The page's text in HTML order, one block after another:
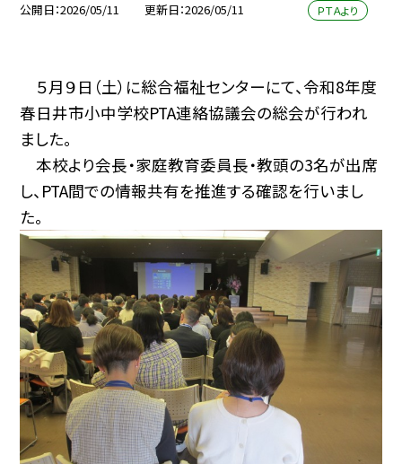
公開日 2026/05/11 更新日 2026/05/11 ＰＴＡより
５月９日（土）に総合福祉センターにて、令和8年度
春日井市小中学校PTA連絡協議会の総会が行われ
ました。
本校より会長・家庭教育委員長・教頭の3名が出席
し、PTA間での情報共有を推進する確認を行いまし
た。